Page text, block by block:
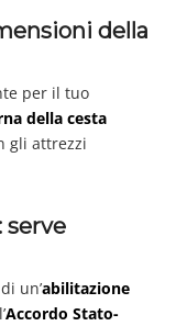
della
per il tuo
della cesta
gli attrezzi
serve
un’abilitazione
Accordo Stato-